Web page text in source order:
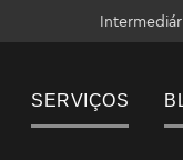
SERVIÇOS